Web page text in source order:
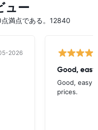
ュー
満点である。12840
2026
Good,
Good, easy
prices.